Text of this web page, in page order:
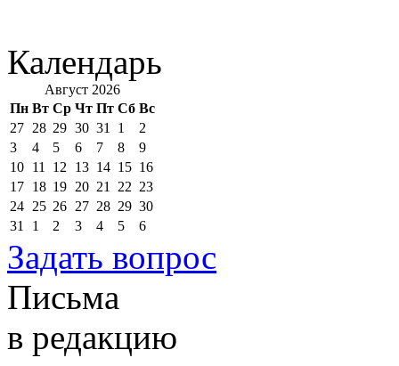
Календарь
Август 2026
Пн Вт Ср Чт Пт Сб Вс
27 28 29 30 31 1
2
3
4 5 6 7 8
9
10 11 12 13 14 15 16
17 18 19 20 21 22 23
24 25 26 27 28 29 30
31
1 2 3 4 5 6
Задать вопрос
Письма
в редакцию